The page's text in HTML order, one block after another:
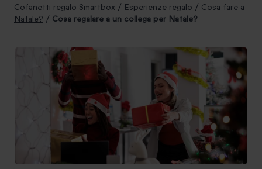
Cofanetti regalo Smartbox / Esperienze regalo / Cosa fare a
Natale? / Cosa regalare a un collega per Natale?